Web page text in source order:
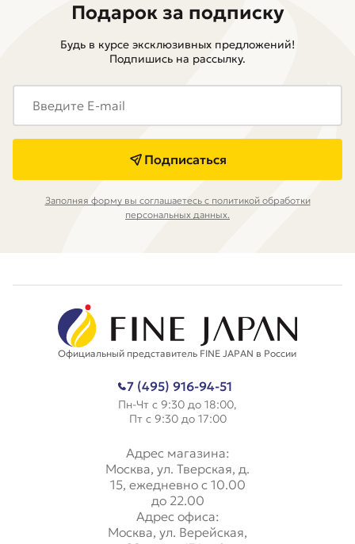
Подарок за подписку
Будь в курсе эксклюзивных предложений!
Подпишись на рассылку.
Подписаться
Заполняя форму вы соглашаетесь с политикой обработки
персональных данных.
Официальный представитель FINE JAPAN в России
7 (495) 916-94-51
Пн-Чт с 9:30 до 18:00,
Пт с 9:30 до 17:00
Адрес магазина:
Москва, ул. Тверская, д.
15, ежедневно с 10.00
до 22.00
Адрес офиса:
Москва, ул. Верейская,